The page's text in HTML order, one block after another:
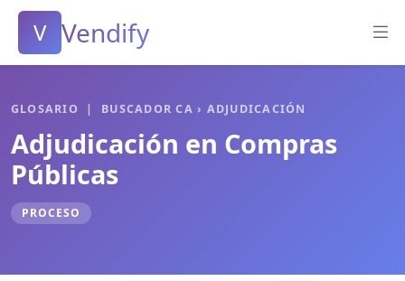
V Vendify
GLOSARIO | BUSCADOR CA › ADJUDICACIÓN
Adjudicación en Compras
Públicas
PROCESO